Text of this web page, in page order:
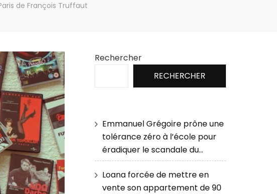
de François Truffaut
Rechercher
RECHERCHER
Emmanuel Grégoire prône une
tolérance zéro à l’école pour
éradiquer le scandale du…
Loana forcée de mettre en
vente son appartement de 90